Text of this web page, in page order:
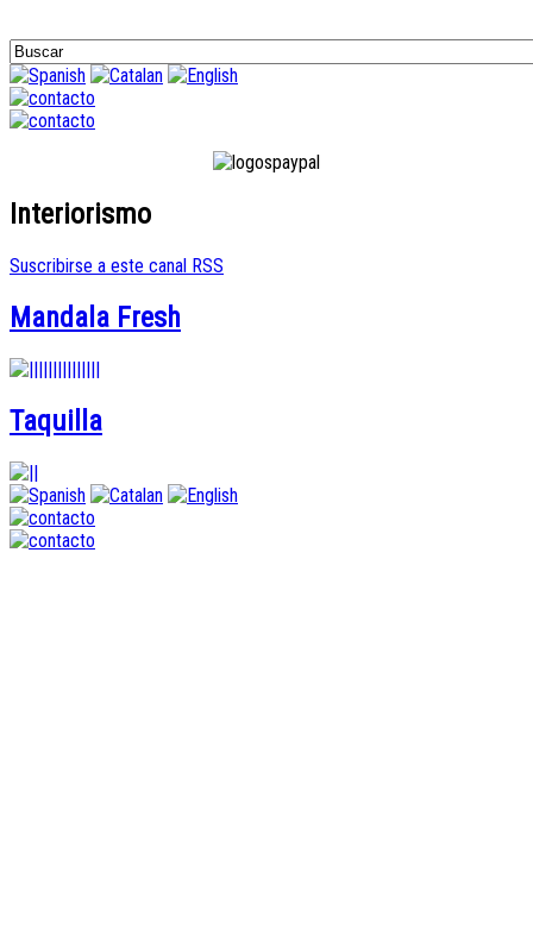
Interiorismo
Suscribirse a este canal RSS
Mandala Fresh
Taquilla